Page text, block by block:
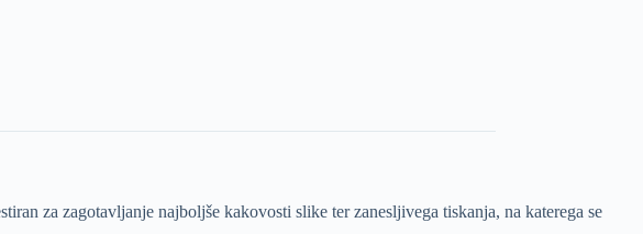
za zagotavljanje najboljše kakovosti slike ter zanesljivega tiskanja, na katerega se